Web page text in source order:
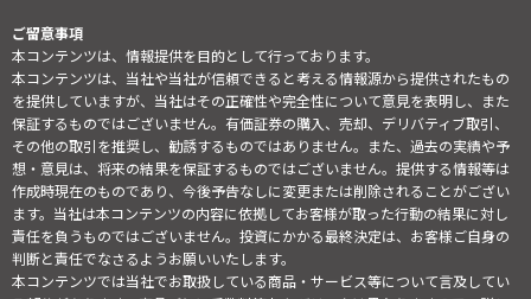
ご留意事項
本コンテンツは、情報提供を目的として行っております。
本コンテンツは、当社や当社が信頼できると考える情報源から提供されたもの
を提供していますが、当社はその正確性や完全性について意見を表明し、また
保証するものではございません。有価証券の購入、売却、デリバティブ取引、
その他の取引を推奨し、勧誘するものではありません。また、過去の実績や予
想・意見は、将来の結果を保証するものではございません。提供する情報等は
作成時現在のものであり、今後予告なしに変更または削除されることがござい
ます。当社は本コンテンツの内容に依拠してお客様が取った行動の結果に対し
責任を負うものではございません。投資にかかる最終決定は、お客様ご自身の
判断と責任でなさるようお願いいたします。
本コンテンツでは当社でお取扱している商品・サービス等について言及してい